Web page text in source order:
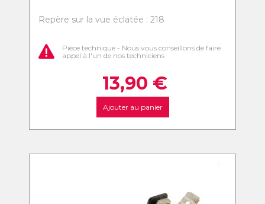
Repère sur la vue éclatée : 218
Pièce technique - Nous vous conseillons de faire
appel à l'un de nos techniciens
13,90 €
Ajouter au panier